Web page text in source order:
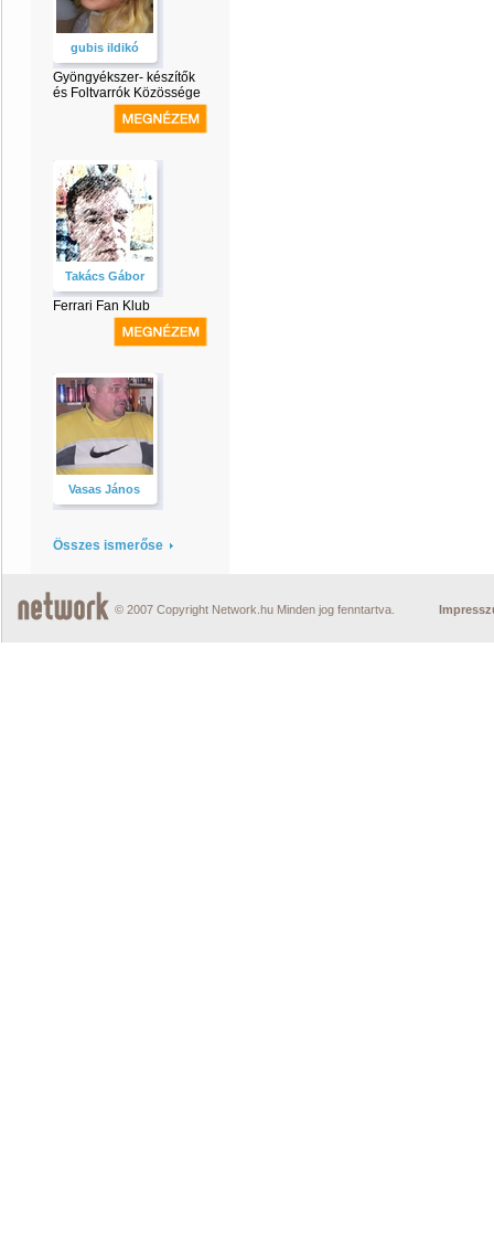
gubis ildikó
Gyöngyékszer- készítők
és Foltvarrók Közössége
Takács Gábor
Ferrari Fan Klub
Vasas János
Összes ismerőse
© 2007 Copyright Network.hu Minden jog fenntartva.